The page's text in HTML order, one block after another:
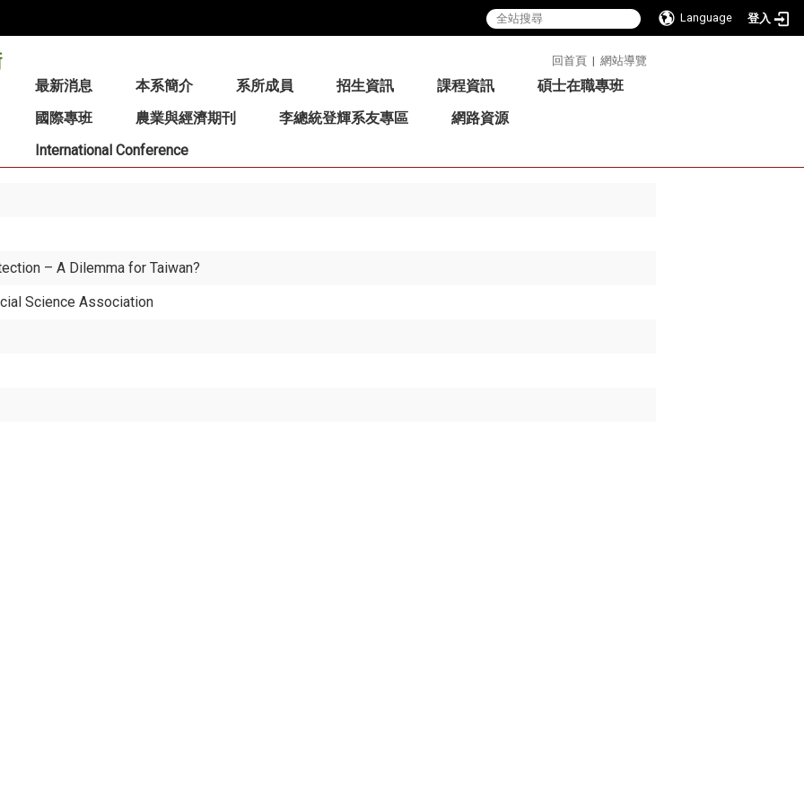
Language 登入
回首頁 | 網站導覽
最新消息 本系簡介 系所成員 招生資訊 課程資訊
碩士在職專班
國際專班
農業與經濟期刊 李總統登輝系友專區
網路資源
International Conference
– A Dilemma for Taiwan?
Science Association